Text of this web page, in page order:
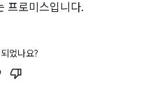
프로미스입니다.
었나요?